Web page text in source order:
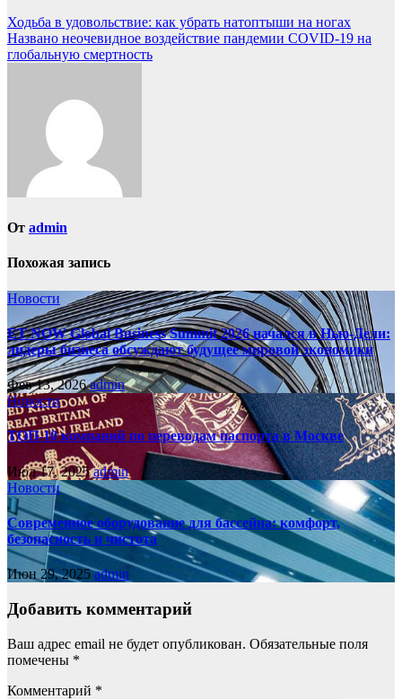
Навигация
по
Ходьба в удовольствие: как убрать натоптыши на ногах
Названо неочевидное воздействие пандемии COVID-19 на
глобальную смертность
От admin
Похожая запись
Новости
ET NOW Global Business Summit 2026 начался в Нью‑Дели:
лидеры бизнеса обсуждают будущее мировой экономики
Фев 13, 2026admin
Новости
ТОП-10 компаний по переводам паспорта в Москве
Июл 17, 2025admin
Новости
Современное оборудование для бассейна: комфорт,
безопасность и чистота
Июн 29, 2025admin
Добавить комментарий
Ваш адрес email не будет опубликован. Обязательные поля
помечены *
Комментарий *